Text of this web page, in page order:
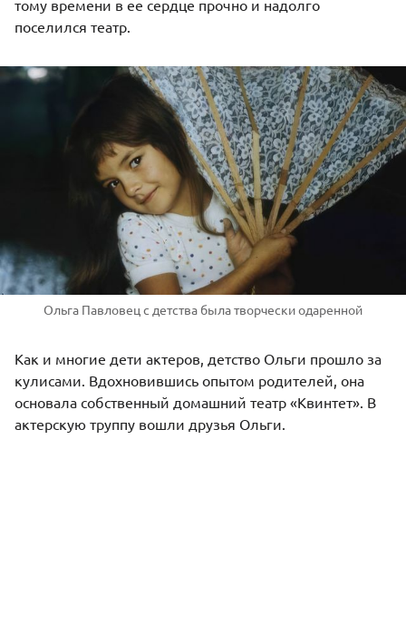
тому времени в ее сердце прочно и надолго
поселился театр.
Ольга Павловец с детства была творчески одаренной
Как и многие дети актеров, детство Ольги прошло за
кулисами. Вдохновившись опытом родителей, она
основала собственный домашний театр «Квинтет». В
актерскую труппу вошли друзья Ольги.